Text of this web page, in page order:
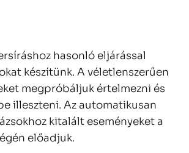
hasonló eljárással
készítünk. A véletlenszerűen
megpróbáljuk értelmezni és
illeszteni. Az automatikusan
kitalált eseményeket a
előadjuk.